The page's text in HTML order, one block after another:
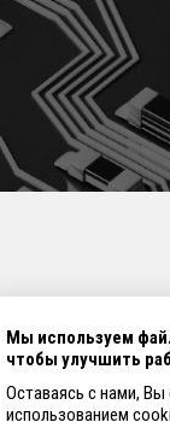
КОНТАКТЫ
Мы используем
чтобы улучшить
Оставаясь с нами, Вы
использованием